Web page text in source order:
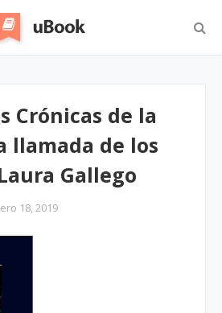
Crónicas de la
llamada de los
Gallego
18, 2019